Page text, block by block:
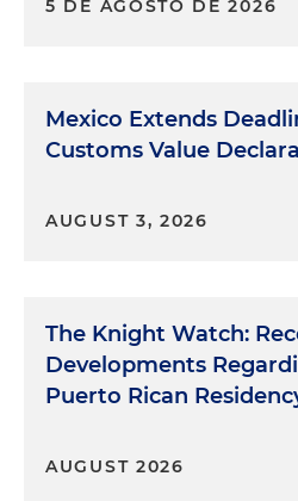
5 DE AGOSTO DE 2026
Mexico Extends
Customs Value
AUGUST 3, 2026
The Knight Watch:
Developments
Puerto Rican
AUGUST 2026